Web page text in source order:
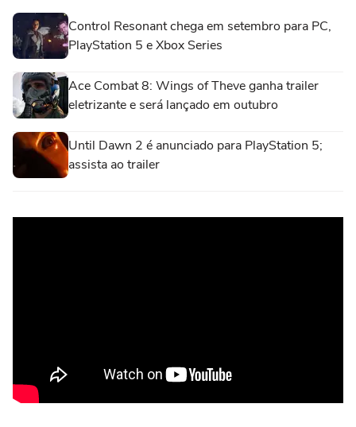
Control Resonant chega em setembro para PC,
PlayStation 5 e Xbox Series
Ace Combat 8: Wings of Theve ganha trailer
eletrizante e será lançado em outubro
Until Dawn 2 é anunciado para PlayStation 5;
assista ao trailer